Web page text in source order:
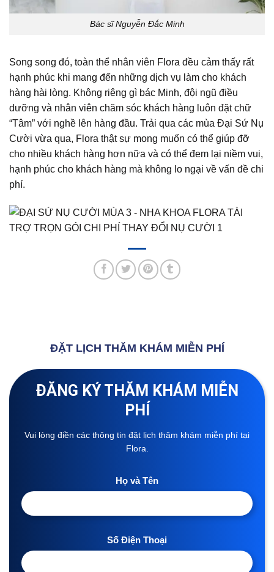
Bác sĩ Nguyễn Đắc Minh
Song song đó, toàn thể nhân viên Flora đều cảm thấy rất
hạnh phúc khi mang đến những dịch vụ làm cho khách
hàng hài lòng. Không riêng gì bác Minh, đội ngũ điều
dưỡng và nhân viên chăm sóc khách hàng luôn đặt chữ
“Tâm” với nghề lên hàng đầu. Trải qua các mùa Đại Sứ Nụ
Cười vừa qua, Flora thật sự mong muốn có thể giúp đỡ
cho nhiều khách hàng hơn nữa và có thể đem lại niềm vui,
hạnh phúc cho khách hàng mà không lo ngại về vấn đề chi
phí.
ĐẶT LỊCH THĂM KHÁM MIỄN PHÍ
ĐĂNG KÝ THĂM KHÁM MIỄN
PHÍ
Vui lòng điền các thông tin đặt lịch thăm khám miễn phí tại
Flora.
Họ và Tên
Số Điện Thoại